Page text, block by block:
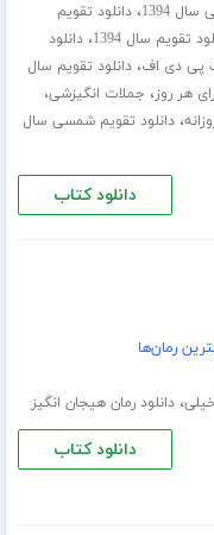
1394 ،دانلود تقویم
تقویم سال 1394 ،دانلود
،دانلود تقویم سال
هر روز، جملات انگیزشی،
،دانلود تقویم شمسی سال
دانلود کتاب
رمان‌ها
،دانلود رمان هیجان انگیز
دانلود کتاب